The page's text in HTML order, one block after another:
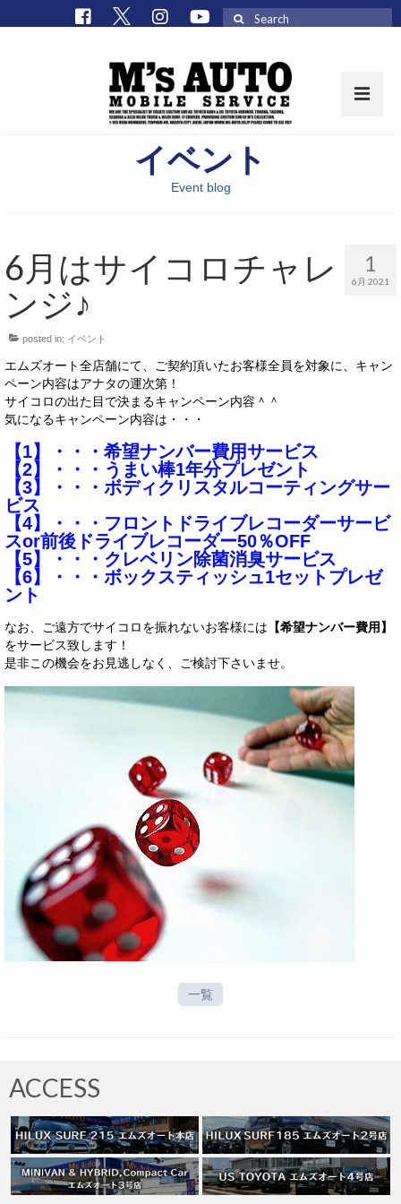
M’sCollectionパーツ一覧
エムズオート
M’sCollection
エムズオートとは
サービス・保証
買取のご案内
店舗情報
店舗情報
会社概要
スタッフ紹介
スタッフブログ
お客様の声
お問い合わせ
メールフォーム
電話はこちら
イベント
Event blog
1
6月 2021
6月はサイコロチャレ
ンジ♪
posted in: イベント
エムズオート全店舗にて、ご契約頂いたお客様全員を対象に、キャン
ペーン内容はアナタの運次第！
サイコロの出た目で決まるキャンペーン内容＾＾
気になるキャンペーン内容は・・・
【1】・・・希望ナンバー費用サービス
【2】・・・うまい棒1年分プレゼント
【3】・・・ボディクリスタルコーティングサー
ビス
【4】・・・フロントドライブレコーダーサービ
スor前後ドライブレコーダー50％OFF
【5】・・・クレベリン除菌消臭サービス
【6】・・・ボックスティッシュ1セットプレゼ
ント
なお、ご遠方でサイコロを振れないお客様には 【希望ナンバー費用】
をサービス致します！
是非この機会をお見逃しなく、ご検討下さいませ。
一覧
ACCESS